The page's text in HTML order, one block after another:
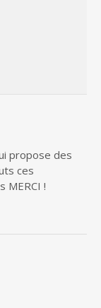
propose des
ces
MERCI !